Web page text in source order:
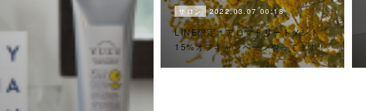
サロン 2022.03.07 00:18
LINE限定＊アロマトリートメント
15%オフキャンペーンやってます！